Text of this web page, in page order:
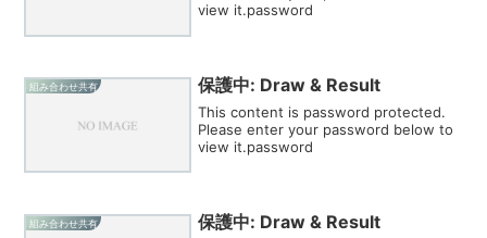
view it.password
組み合わせ共有 保護中: Draw & Result
This content is password protected.
Please enter your password below to
view it.password
組み合わせ共有 保護中: Draw & Result